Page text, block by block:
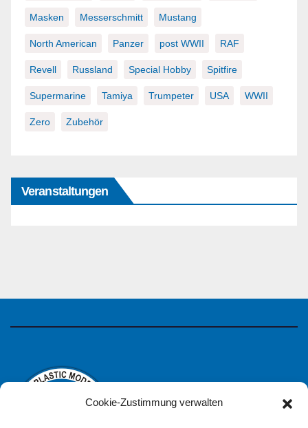
Cookie-Zustimmung verwalten
Masken Messerschmitt Mustang
North American Panzer post WWII RAF
Revell Russland Special Hobby Spitfire
Supermarine Tamiya Trumpeter USA WWII
Zero Zubehör
Veranstaltungen